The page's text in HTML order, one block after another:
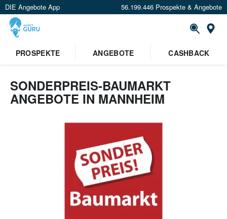
DIE Angebote App 56.199.446 Prospekte & Angebote
PROSPEKTE
ANGEBOTE CASHBACK
SONDERPREIS-BAUMARKT
ANGEBOTE IN MANNHEIM